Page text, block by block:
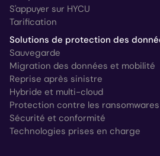
S'appuyer sur HYCU
Tarification
Solutions de protection des
Sauvegarde
Migration des données et mobilité
Reprise après sinistre
Hybride et multi-cloud
Protection contre les ransomwares
Sécurité et conformité
Technologies prises en charge